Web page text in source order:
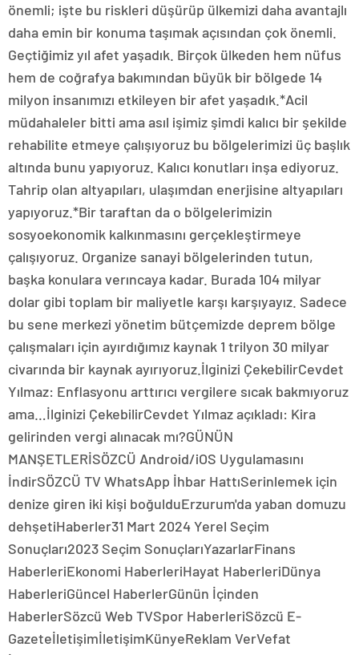
önemli; işte bu riskleri düşürüp ülkemizi daha avantajlı
daha emin bir konuma taşımak açısından çok önemli.
Geçtiğimiz yıl afet yaşadık. Birçok ülkeden hem nüfus
hem de coğrafya bakımından büyük bir bölgede 14
milyon insanımızı etkileyen bir afet yaşadık.*Acil
müdahaleler bitti ama asıl işimiz şimdi kalıcı bir şekilde
rehabilite etmeye çalışıyoruz bu bölgelerimizi üç başlık
altında bunu yapıyoruz. Kalıcı konutları inşa ediyoruz.
Tahrip olan altyapıları, ulaşımdan enerjisine altyapıları
yapıyoruz.*Bir taraftan da o bölgelerimizin
sosyoekonomik kalkınmasını gerçekleştirmeye
çalışıyoruz. Organize sanayi bölgelerinden tutun,
başka konulara verıncaya kadar. Burada 104 milyar
dolar gibi toplam bir maliyetle karşı karşıyayız. Sadece
bu sene merkezi yönetim bütçemizde deprem bölge
çalışmaları için ayırdığımız kaynak 1 trilyon 30 milyar
civarında bir kaynak ayırıyoruz.İlginizi ÇekebilirCevdet
Yılmaz: Enflasyonu arttırıcı vergilere sıcak bakmıyoruz
ama…İlginizi ÇekebilirCevdet Yılmaz açıkladı: Kira
gelirinden vergi alınacak mı?GÜNÜN
MANŞETLERİSÖZCÜ Android/iOS Uygulamasını
İndirSÖZCÜ TV WhatsApp İhbar HattıSerinlemek için
denize giren iki kişi boğulduErzurum'da yaban domuzu
dehşetiHaberler31 Mart 2024 Yerel Seçim
Sonuçları2023 Seçim SonuçlarıYazarlarFinans
HaberleriEkonomi HaberleriHayat HaberleriDünya
HaberleriGüncel HaberlerGünün İçinden
HaberlerSözcü Web TVSpor HaberleriSözcü E-
GazeteİletişimİletişimKünyeReklam VerVefat